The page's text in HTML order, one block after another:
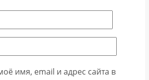
имя, email и адрес сайта в